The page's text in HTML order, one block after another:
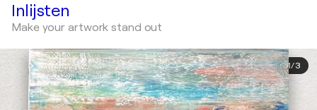
Inlijsten
Make your artwork stand out
1/3